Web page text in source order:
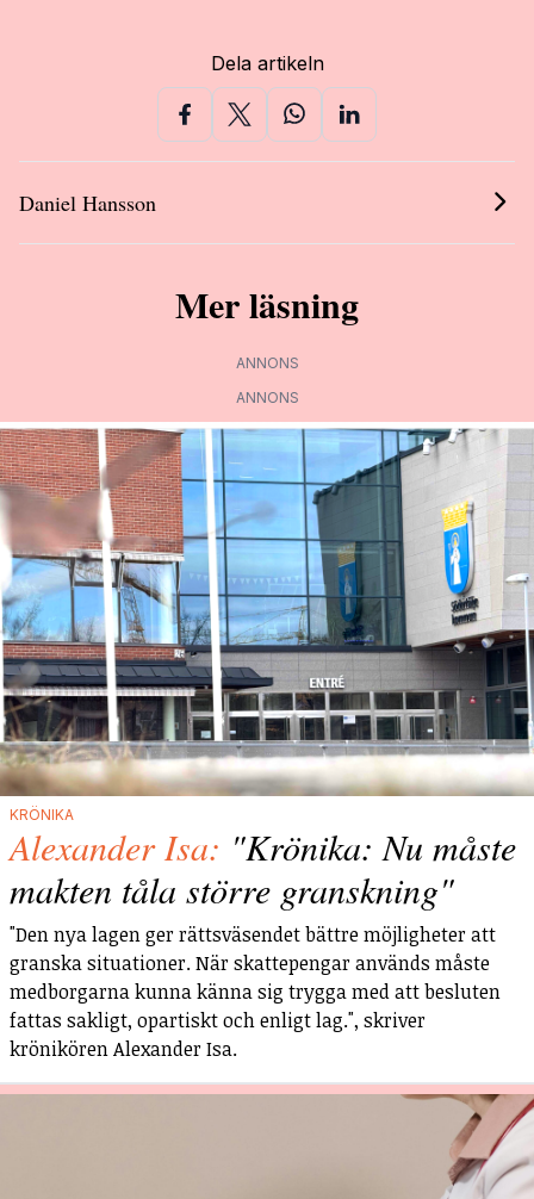
Dela artikeln
Daniel Hansson
Mer läsning
ANNONS
ANNONS
KRÖNIKA
Alexander Isa: "Krönika: Nu måste
makten tåla större granskning"
"Den nya lagen ger rättsväsendet bättre möjligheter att
granska situationer. När skattepengar används måste
medborgarna kunna känna sig trygga med att besluten
fattas sakligt, opartiskt och enligt lag.", skriver
krönikören Alexander Isa.